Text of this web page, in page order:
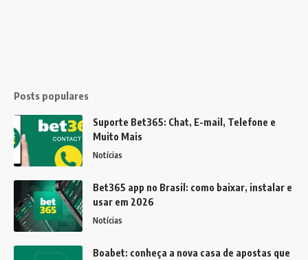
Posts populares
Suporte Bet365: Chat, E-mail, Telefone e
Muito Mais
Notícias
Bet365 app no Brasil: como baixar, instalar e
usar em 2026
Notícias
Boabet: conheça a nova casa de apostas que